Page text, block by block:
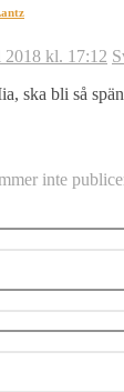
2018 kl. 17:12
ska bli så
inte